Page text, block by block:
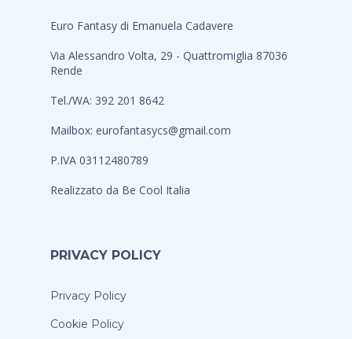
Euro Fantasy di Emanuela Cadavere
Via Alessandro Volta, 29 - Quattromiglia 87036
Rende
Tel./WA: 392 201 8642
Mailbox: eurofantasycs@gmail.com
P.IVA 03112480789
Realizzato da Be Cool Italia
PRIVACY POLICY
Privacy Policy
Cookie Policy